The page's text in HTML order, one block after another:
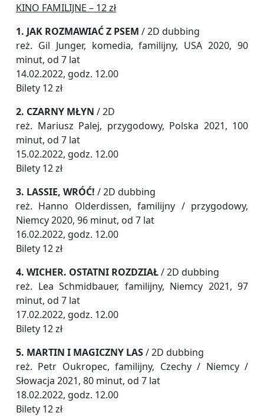
KINO FAMILIJNE – 12 zł
1. JAK ROZMAWIAĆ Z PSEM / 2D dubbing
reż. Gil Junger, komedia, familijny, USA 2020, 90
minut, od 7 lat
14.02.2022, godz. 12.00
Bilety 12 zł
2. CZARNY MŁYN / 2D
reż. Mariusz Palej, przygodowy, Polska 2021, 100
minut, od 7 lat
15.02.2022, godz. 12.00
Bilety 12 zł
3. LASSIE, WRÓĆ! / 2D dubbing
reż. Hanno Olderdissen, familijny / przygodowy,
Niemcy 2020, 96 minut, od 7 lat
16.02.2022, godz. 12.00
Bilety 12 zł
4. WICHER. OSTATNI ROZDZIAŁ/ 2D dubbing
reż. Lea Schmidbauer, familijny, Niemcy 2021, 97
minut, od 7 lat
17.02.2022, godz. 12.00
Bilety 12 zł
5. MARTIN I MAGICZNY LAS/ 2D dubbing
reż. Petr Oukropec, familijny, Czechy / Niemcy /
Słowacja 2021, 80 minut, od 7 lat
18.02.2022, godz. 12.00
Bilety 12 zł